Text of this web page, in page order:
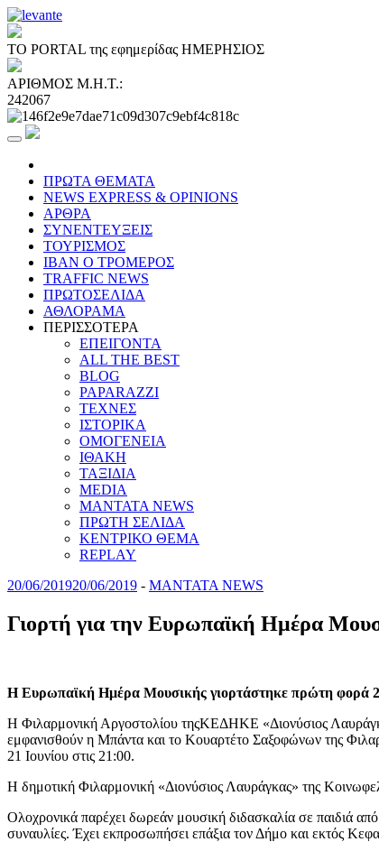
ΤΟ PORTAL της εφημερίδας ΗΜΕΡΗΣΙΟΣ
ΑΡΙΘΜΟΣ Μ.Η.Τ.:
242067
ΠΡΩΤΑ ΘΕΜΑΤΑ
NEWS EXPRESS & OPINIONS
ΑΡΘΡΑ
ΣΥΝΕΝΤΕΥΞΕΙΣ
ΤΟΥΡΙΣΜΟΣ
ΙΒΑΝ Ο ΤΡΟΜΕΡΟΣ
TRAFFIC NEWS
ΠΡΩΤΟΣΕΛΙΔΑ
ΑΘΛΟΡΑΜΑ
ΠΕΡΙΣΣΟΤΕΡΑ
ΕΠΕΙΓΟΝΤΑ
ALL THE BEST
BLOG
PAPARAZZI
ΤΕΧΝΕΣ
ΙΣΤΟΡΙΚΑ
ΟΜΟΓΕΝΕΙΑ
ΙΘΑΚΗ
ΤΑΞΙΔΙΑ
MEDIA
MANTATA NEWS
ΠΡΩΤΗ ΣΕΛΙΔΑ
ΚΕΝΤΡΙΚΟ ΘΕΜΑ
REPLAY
20/06/201920/06/2019 - MANTATA NEWS
Γιορτή για την Ευρωπαϊκή Ημέρα
Η Ευρωπαϊκή Ημέρα Μουσικής γιορτάστηκε πρώτη φορά 21
Η Φιλαρμονική Αργοστολίου τηςΚΕΔΗΚΕ «Διονύσιος
εμφανισθούν η Μπάντα και το Κουαρτέτο Σαξοφώνων της
21 Ιουνίου στις 21:00.
Η δημοτική Φιλαρμονική «Διονύσιος Λαυράγκας» της
Ολοχρονικά παρέχει δωρεάν μουσική διδασκαλία σε παιδιά
συναυλίες. Έχει εκπροσωπήσει επάξια τον Δήμο και εκτός